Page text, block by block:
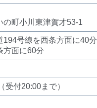
の町小川東津賀才53-1
194号線を西条方面に40分
方面に60分
受付20:00まで）